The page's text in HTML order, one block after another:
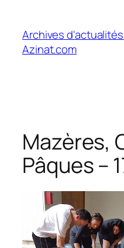
contenu
Archives
Azinat.com
Mazères,
Pâques –